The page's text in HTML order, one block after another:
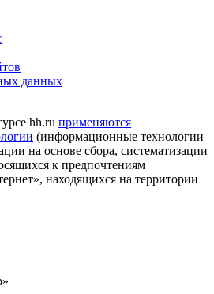
данных
hh.ru применяются
(информационные технологии
на основе сбора, систематизации
к предпочтениям
находящихся на территории